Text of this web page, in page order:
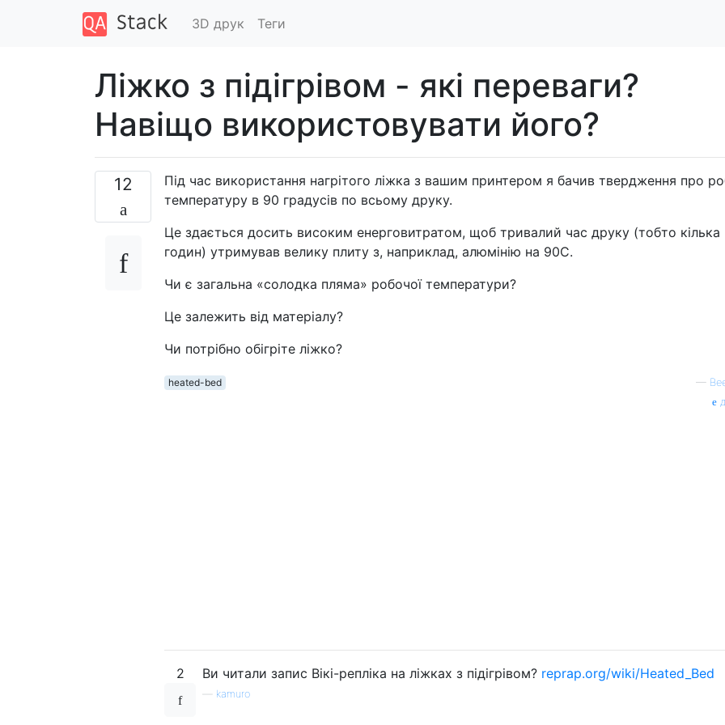
3D друк Теги
Ліжко з підігрівом - які переваги?
Навіщо використовувати його?
12
Під час використання нагрітого ліжка з вашим принтером я бачив твердження про
температуру в 90 градусів по всьому друку.
Це здається досить високим енерговитратом, щоб тривалий час друку (тобто кілька
годин) утримував велику плиту з, наприклад, алюмінію на 90С.
Чи є загальна «солодка пляма» робочої температури?
Це залежить від матеріалу?
Чи потрібно обігріте ліжко?
heated-bed —
2 Ви читали запис Вікі-репліка на ліжках з підігрівом? reprap.org/wiki/Heated_Bed
kamuro